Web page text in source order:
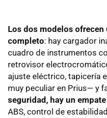
Los dos modelos
completo: hay cargador
cuadro de instrumentos
retrovisor
ajuste eléctrico, tapicería
muy peculiar en Prius— y
seguridad, hay un
ABS, control de